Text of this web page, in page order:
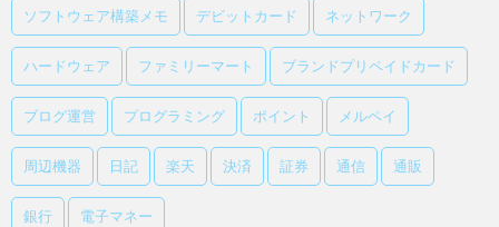
ソフトウェア構築メモ デビットカード ネットワーク
ハードウェア ファミリーマート ブランドプリペイドカード
ブログ運営 プログラミング ポイント メルペイ
周辺機器 日記 楽天 決済 証券 通信 通販
銀行 電子マネー